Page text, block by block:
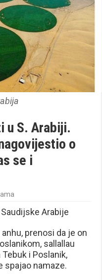
u S. Arabiji.
o
se i
Arabije
anhu, prenosi da je on
sallallau
i Poslanik,
spajao namaze.